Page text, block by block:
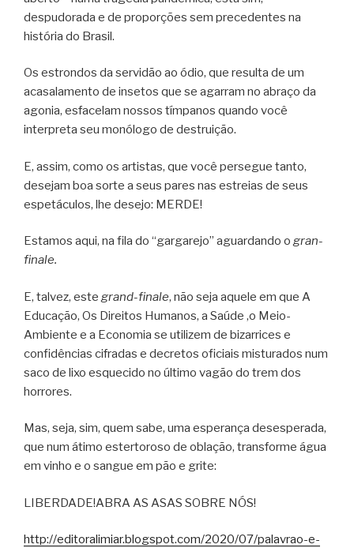
despudorada e de proporções sem precedentes na
história do Brasil.
Os estrondos da servidão ao ódio, que resulta de um
acasalamento de insetos que se agarram no abraço da
agonia, esfacelam nossos tímpanos quando você
interpreta seu monólogo de destruição.
E, assim, como os artistas, que você persegue tanto,
desejam boa sorte a seus pares nas estreias de seus
espetáculos, lhe desejo: MERDE!
Estamos aqui, na fila do “gargarejo” aguardando o gran-
finale.
E, talvez, este grand-finale, não seja aquele em que A
Educação, Os Direitos Humanos, a Saúde ,o Meio-
Ambiente e a Economia se utilizem de bizarrices e
confidências cifradas e decretos oficiais misturados num
saco de lixo esquecido no último vagão do trem dos
horrores.
Mas, seja, sim, quem sabe, uma esperança desesperada,
que num átimo estertoroso de oblação, transforme água
em vinho e o sangue em pão e grite:
LIBERDADE!ABRA AS ASAS SOBRE NÓS!
http://editoralimiar.blogspot.com/2020/07/palavrao-e-